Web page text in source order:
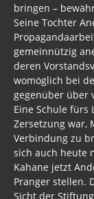
bringen –
Seine Tochter
gemeinnützig
deren
womöglich bei
gegenüber über
Eine Schule fürs
Zersetzung war,
Verbindung zu
sich auch heute
Kahane jetzt
Pranger stellen.
Sicht der